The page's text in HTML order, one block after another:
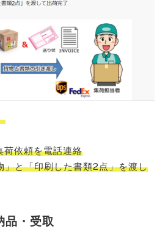
荷依頼を電話連絡
」と「印刷した書類2点」を渡し
・受取